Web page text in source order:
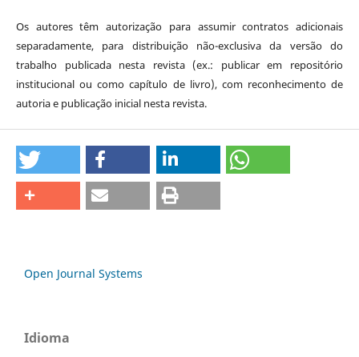
Os autores têm autorização para assumir contratos adicionais
separadamente, para distribuição não-exclusiva da versão do
trabalho publicada nesta revista (ex.: publicar em repositório
institucional ou como capítulo de livro), com reconhecimento de
autoria e publicação inicial nesta revista.
Open Journal Systems
Idioma